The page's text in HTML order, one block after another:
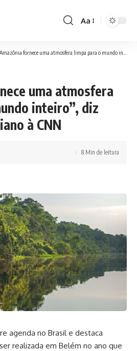
Font
Aa
fornece uma atmosfera limpa para o mundo inteiro”, diz presidente italiano à CNN
uma atmosfera
inteiro”, diz
à CNN
8 Min de leitura
agenda no Brasil e destaca
realizada em Belém no ano que